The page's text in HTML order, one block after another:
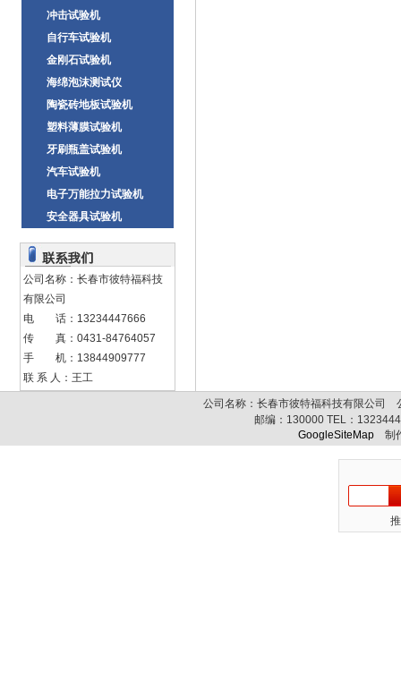
冲击试验机
自行车试验机
金刚石试验机
海绵泡沫测试仪
陶瓷砖地板试验机
塑料薄膜试验机
牙刷瓶盖试验机
汽车试验机
电子万能拉力试验机
安全器具试验机
公司名称：长春市彼特福科技
有限公司
电 话：13234447666
传 真：0431-84764057
手 机：13844909777
联 系 人：王工
公司名称：长春市彼特福科技有限公司
邮编： 130000TEL：
GoogleSiteMap 制